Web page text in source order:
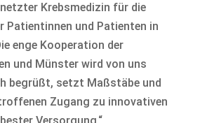
Krebsmedizin für die
Patientinnen und Patienten in
enge Kooperation der
und Münster wird von uns
begrüßt, setzt Maßstäbe und
Zugang zu innovativen